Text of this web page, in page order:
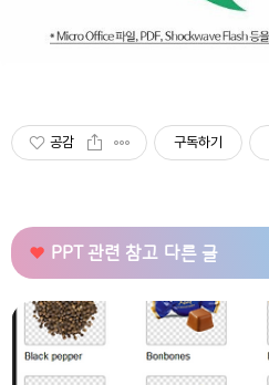
공감 구독하기
PPT 관련 참고 다른 글